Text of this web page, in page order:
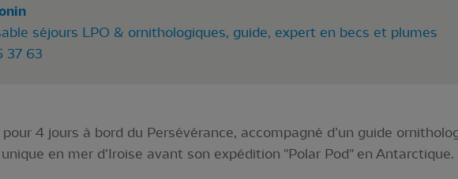
séjours LPO & ornithologiques, guide, expert en becs et plumes
37 63
4 jours à bord du Persévérance, accompagné d’un guide
en mer d’Iroise avant son expédition "Polar Pod" en Antarctique.